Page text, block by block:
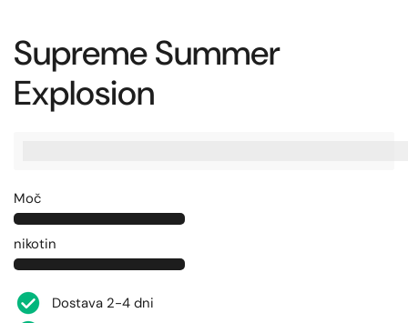
Supreme Summer
Explosion
Moč
nikotin
Dostava 2-4 dni